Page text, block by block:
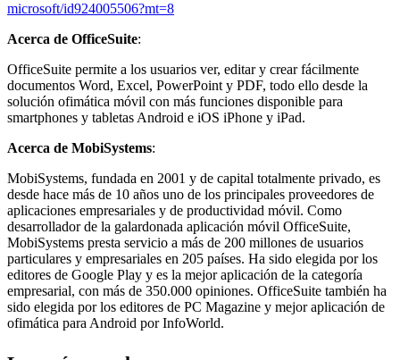
microsoft/id924005506?mt=8
Acerca de OfficeSuite:
OfficeSuite permite a los usuarios ver, editar y crear fácilmente
documentos Word, Excel, PowerPoint y PDF, todo ello desde la
solución ofimática móvil con más funciones disponible para
smartphones y tabletas Android e iOS iPhone y iPad.
Acerca de MobiSystems:
MobiSystems, fundada en 2001 y de capital totalmente privado, es
desde hace más de 10 años uno de los principales proveedores de
aplicaciones empresariales y de productividad móvil. Como
desarrollador de la galardonada aplicación móvil OfficeSuite,
MobiSystems presta servicio a más de 200 millones de usuarios
particulares y empresariales en 205 países. Ha sido elegida por los
editores de Google Play y es la mejor aplicación de la categoría
empresarial, con más de 350.000 opiniones. OfficeSuite también ha
sido elegida por los editores de PC Magazine y mejor aplicación de
ofimática para Android por InfoWorld.